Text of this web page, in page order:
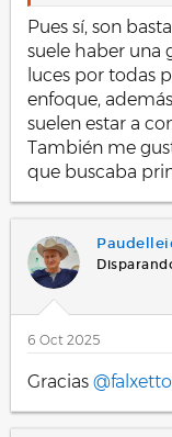
Pues sí, son
suele haber una
luces por todas
enfoque,
suelen estar a
También me
que buscaba
6 Oct 2025
Gracias @falxetto